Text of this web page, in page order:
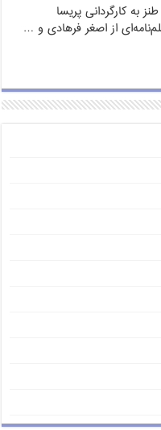
به کارگردانی پریسا
از اصغر فرهادی و …